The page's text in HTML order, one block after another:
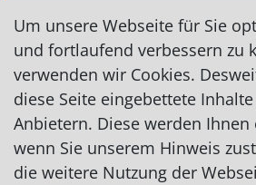
http://www.a-lorenz.de
Finanzdienstleistungen,
Impressum|Datenschutz|
Um unsere Webseite für Sie
und fortlaufend verbessern zu
verwenden wir Cookies.
diese Seite eingebettete
Anbietern. Diese werden Ihnen
wenn Sie unserem Hinweis
die weitere Nutzung der